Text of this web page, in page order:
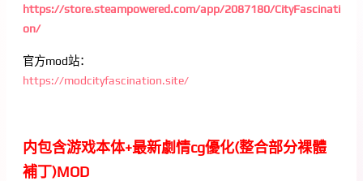
https://store.steampowered.com/app/2087180/CityFascinati
on/
官方mod站：
https://modcityfascination.site/
内包含游戏本体+最新劇情cg優化(整合部分裸體
補丁)MOD